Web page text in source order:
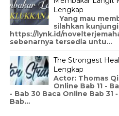
Lengkap
Yang mau
silahkan
https://lynk.id/
sebenarnya tersedia untu...
The Strongest
Lengkap
Actor: Thomas
Online Bab 11 -
- Bab 30 Baca Online Bab 31
Bab...